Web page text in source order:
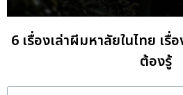
6 เรื่องเล่าผีมหาลัยในไทย เรื่
ต้องรู้